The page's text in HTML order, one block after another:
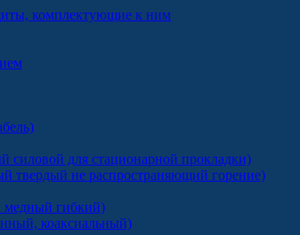
комплектующие к ним
для стационарной прокладки)
твердый не распространяющий горение)
медный гибкий)
коаксиальный)